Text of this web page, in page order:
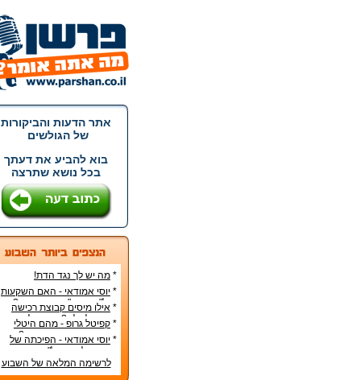
אתר הדעות והביקורות
של הגולשים
בוא להביע את דעתך
בכל נושא שתרצה
* מה יש לך נגד הדת!
* יוסי אמודאי - האם השקעות
נדל"ן בארה"ב הן בטוחות?
* אילו מיסים קבוצת רכישה
צריכה לשלם? - קפיטל גרופ
בע"מ
* קפיטל גרופ - מהם היטלי
המיסים בקבוצת רכישה?
* יוסי אמודאי - הפיכתה של
דטרויט ליעד נדל"ן מבוקש
לרשימה המלאה של השבוע